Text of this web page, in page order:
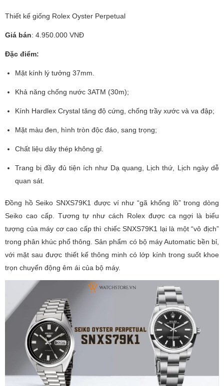
Thiết kế giống Rolex Oyster Perpetual
Giá bán: 4.950.000 VNĐ
Đặc điểm:
Mặt kính lý tưởng 37mm.
Khả năng chống nước 3ATM (30m);
Kính Hardlex Crystal tăng độ cứng, chống trầy xước và va đập;
Mặt màu đen, hình tròn độc đáo, sang trọng;
Chất liệu dây thép không gỉ.
Trang bị đầy đủ tiện ích như Dạ quang, Lịch thứ, Lịch ngày dễ
quan sát.
Đồng hồ Seiko SNXS79K1 được ví như “gã khổng lồ” trong dòng
Seiko cao cấp. Tương tự như cách Rolex được ca ngợi là biểu
tượng của máy cơ cao cấp thì chiếc SNXS79K1 lại là một “vô địch”
trong phân khúc phổ thông. Sản phẩm có bộ máy Automatic bền bỉ,
với mặt sau được thiết kế thông minh có lớp kính trong suốt khoe
trọn chuyển động êm ái của bộ máy.